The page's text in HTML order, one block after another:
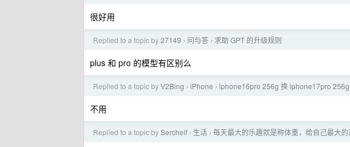
很好用
Replied to a topic by27149 › 问与答 › 求助 GPT 的升级规则
plus 和 pro 的模型有区别么
Replied to a topic byV2Bing › iPhone › iphone16pro 256g 换 iphone17pro 256g
不用
Replied to a topic bySercheif › 生活 › 每天最大的乐趣就是称体重，给自己最大